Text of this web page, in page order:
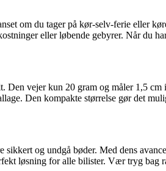
om du tager på kør-selv-ferie eller
eller løbende gebyrer. Når du
Den vejer kun 20 gram og måler 1,5
Den kompakte størrelse gør det
og undgå bøder. Med dens
løsning for alle bilister. Vær tryg bag